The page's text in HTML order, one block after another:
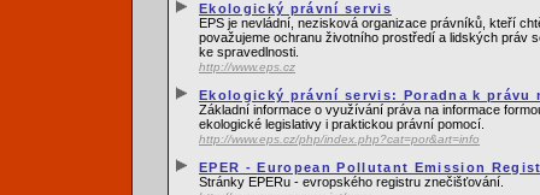
Ekologický právní servis
EPS je nevládní, nezisková organizace právníků, kteří
považujeme ochranu životního prostředí a lidských práv
ke spravedlnosti.
http://www.eps.cz
Ekologický právní servis: Poradna k právu
Základní informace o využívání práva na informace
ekologické legislativy i praktickou právní pomocí.
http://www.eps.cz/php/index.php?cat=por&art=info
EPER - European Pollutant Emission
Stránky EPERu - evropského registru znečišťování.